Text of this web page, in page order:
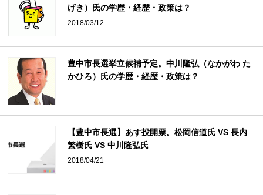
げき）氏の学歴・経歴・政策は？
2018/03/12
豊中市長選挙立候補予定。中川隆弘（なかがわ た
かひろ）氏の学歴・経歴・政策は？
【豊中市長選】あす投開票。松岡信道氏 VS 長内
繁樹氏 VS 中川隆弘氏
2018/04/21